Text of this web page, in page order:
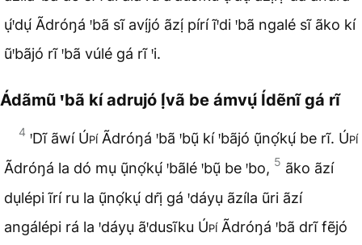
ụ́ꞌdụ́ Ãdróŋá ꞌbã sĩ avị́jó ãzị́ pírí ĩꞌdi ꞌbã ngalé sĩ ãko kí
ũꞌbãjó rĩ ꞌbã vúlé gá rĩ ꞌi.
Ádãmũ ꞌbã kí adrujó Ị́vã be ámvụ́ Ídẽnĩ gá rĩ
4 ꞌDĩ ãwí ÚpíÃdróŋá ꞌbã ꞌbụ̃ kí ꞌbãjó ụ̃nọ́kụ́ be rĩ. Úpí
Ãdróŋá la dó mụ ụ̃nọ́kụ́ ꞌbãlé ꞌbụ̃ be ꞌbo, 5 ãko ãzí
dụlépi ĩrí ru la ụ̃nọ́kụ́ drị̃ gá ꞌdáyụ ãzíla ũri ãzí
angálépi rá la ꞌdáyụ ãꞌdusĩku ÚpíÃdróŋá ꞌbã drĩ fẽjó